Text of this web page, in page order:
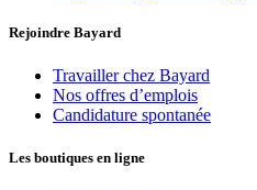
Rejoindre Bayard
Travailler chez Bayard
Nos offres d’emplois
Candidature spontanée
Les boutiques en ligne